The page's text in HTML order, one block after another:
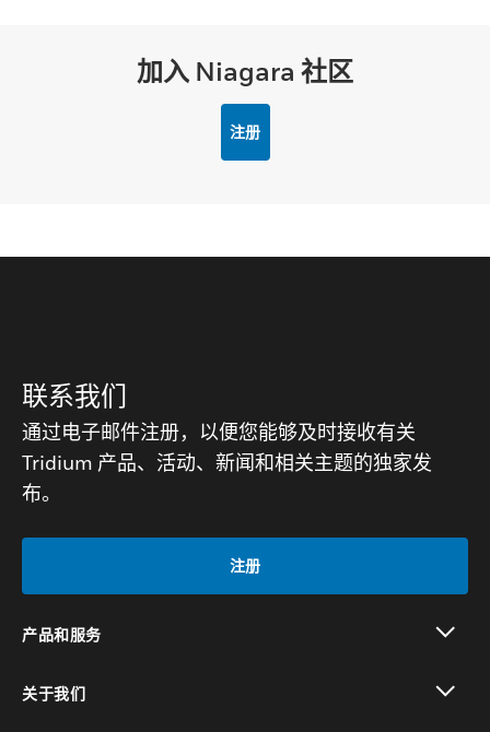
加入 Niagara 社区
注册
联系我们
通过电子邮件注册，以便您能够及时接收有关
Tridium 产品、活动、新闻和相关主题的独家发
布。
注册
产品和服务
关于我们